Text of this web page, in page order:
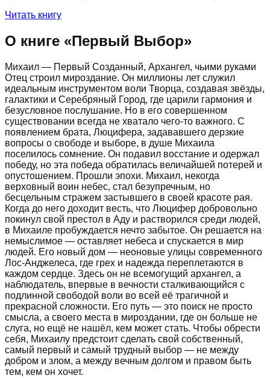
Читать книгу
О книге «Первый Выбор»
Михаил — Первый Созданный, Архангел, чьими руками
Отец строил мироздание. Он миллионы лет служил
идеальным инструментом воли Творца, создавая звёзды,
галактики и Серебряный Город, где царили гармония и
безусловное послушание. Но в его совершенном
существовании всегда не хватало чего-то важного. С
появлением брата, Люцифера, задававшего дерзкие
вопросы о свободе и выборе, в душе Михаила
поселилось сомнение. Он подавил восстание и одержал
победу, но эта победа обратилась величайшей потерей и
опустошением. Прошли эпохи. Михаил, некогда
верховный воин небес, стал безупречным, но
бесцельным стражем застывшего в своей красоте рая.
Когда до него доходит весть, что Люцифер добровольно
покинул свой престол в Аду и растворился среди людей,
в Михаиле пробуждается нечто забытое. Он решается на
немыслимое — оставляет небеса и спускается в мир
людей. Его новый дом — неоновые улицы современного
Лос-Анджелеса, где грех и надежда переплетаются в
каждом сердце. Здесь он не всемогущий архангел, а
наблюдатель, впервые в вечности сталкивающийся с
подлинной свободой воли во всей её трагичной и
прекрасной сложности. Его путь — это поиск не просто
смысла, а своего места в мироздании, где он больше не
слуга, но ещё не нашёл, кем может стать. Чтобы обрести
себя, Михаилу предстоит сделать свой собственный,
самый первый и самый трудный выбор — не между
добром и злом, а между вечным долгом и правом быть
тем, кем он хочет.